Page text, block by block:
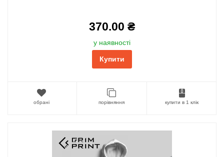
370.00 ₴
у наявності
Купити
обрані порівняння купити в 1 клік